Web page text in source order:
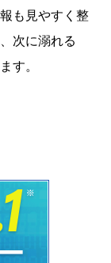
も見やすく整
次に溺れる
す。